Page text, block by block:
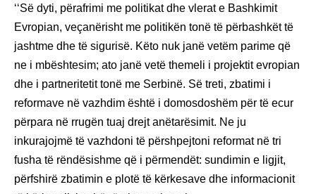
‘‘Së dyti, përafrimi me politikat dhe vlerat e Bashkimit
Evropian, veçanërisht me politikën tonë të përbashkët të
jashtme dhe të sigurisë. Këto nuk janë vetëm parime që
ne i mbështesim; ato janë vetë themeli i projektit evropian
dhe i partneritetit tonë me Serbinë. Së treti, zbatimi i
reformave në vazhdim është i domosdoshëm për të ecur
përpara në rrugën tuaj drejt anëtarësimit. Ne ju
inkurajojmë të vazhdoni të përshpejtoni reformat në tri
fusha të rëndësishme që i përmendët: sundimin e ligjit,
përfshirë zbatimin e plotë të kërkesave dhe informacionit